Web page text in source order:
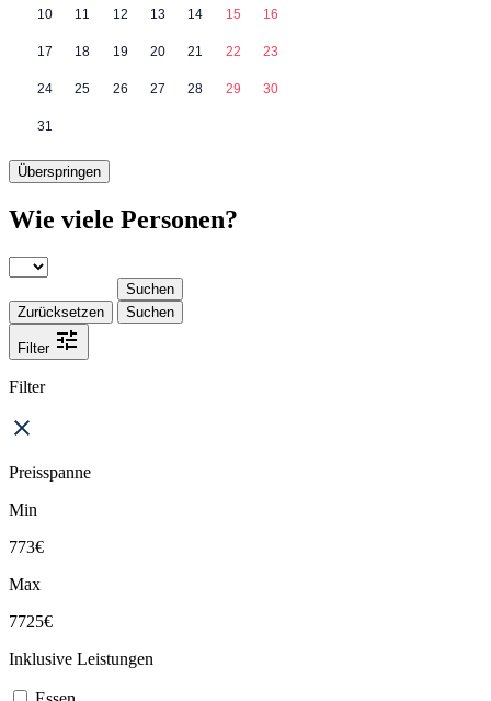
10 11 12 13 14 15 16
17 18 19 20 21 22 23
24 25 26 27 28 29 30
31
Überspringen
Wie viele Personen?
Suchen
Zurücksetzen
Suchen
Filter
Filter
Preisspanne
Min
773€
Max
7725€
Inklusive Leistungen